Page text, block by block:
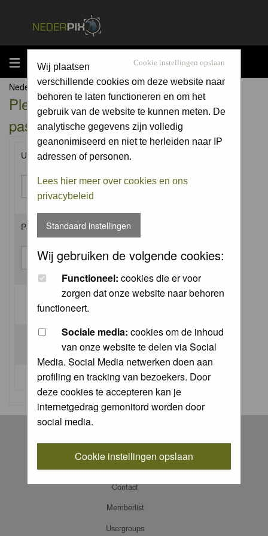
MENU Cookie instellingen opslaan
Wij plaatsen
verschillende cookies om deze website naar
behoren te laten functioneren en om het
gebruik van de website te kunnen meten. De
analytische gegevens zijn volledig
geanonimiseerd en niet te herleiden naar IP
adressen of personen.
Lees hier meer over cookies en ons
privacybeleid
Standaard instellingen
Wij gebruiken de volgende cookies:
Functioneel: cookies die er voor
zorgen dat onze website naar behoren
functioneert.
Sociale media: cookies om de inhoud
van onze website te delen via Social
Media. Social Media netwerken doen aan
profiling en tracking van bezoekers. Door
deze cookies te accepteren kan je
internetgedrag gemonitord worden door
social media.
Cookie instellingen opslaan
Nederpix.nl Forum Index
Please enter your username and
password to log in.
Username:
Password:
Log me on automatically each visit:
I forgot my password
Log in
Contact
Memberlist
Usergroups